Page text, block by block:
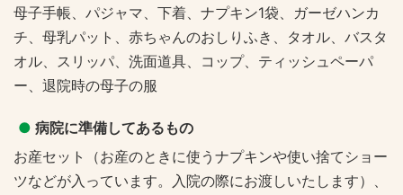
母子手帳、パジャマ、下着、ナプキン1袋、ガーゼハンカ
チ、母乳パット、赤ちゃんのおしりふき、タオル、バスタ
オル、スリッパ、洗面道具、コップ、ティッシュペーパ
ー、退院時の母子の服
● 病院に準備してあるもの
お産セット（お産のときに使うナプキンや使い捨てショー
ツなどが入っています。入院の際にお渡しいたします）、